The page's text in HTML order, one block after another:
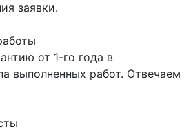
заявки.
от 1-го года в
выполненных работ. Отвечаем